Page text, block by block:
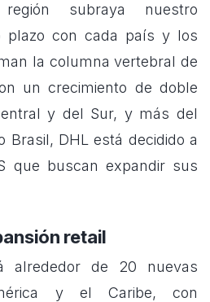
subraya nuestro
plazo con cada país y los
la columna vertebral de
un crecimiento de doble
y del Sur, y más del
Brasil, DHL está decidido a
que buscan expandir sus
retail
alrededor de 20 nuevas
y el Caribe, con